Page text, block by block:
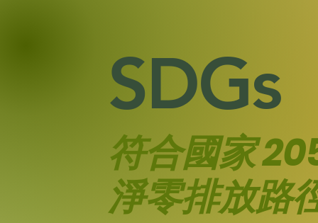
SDGs
符合國家
淨零排放路